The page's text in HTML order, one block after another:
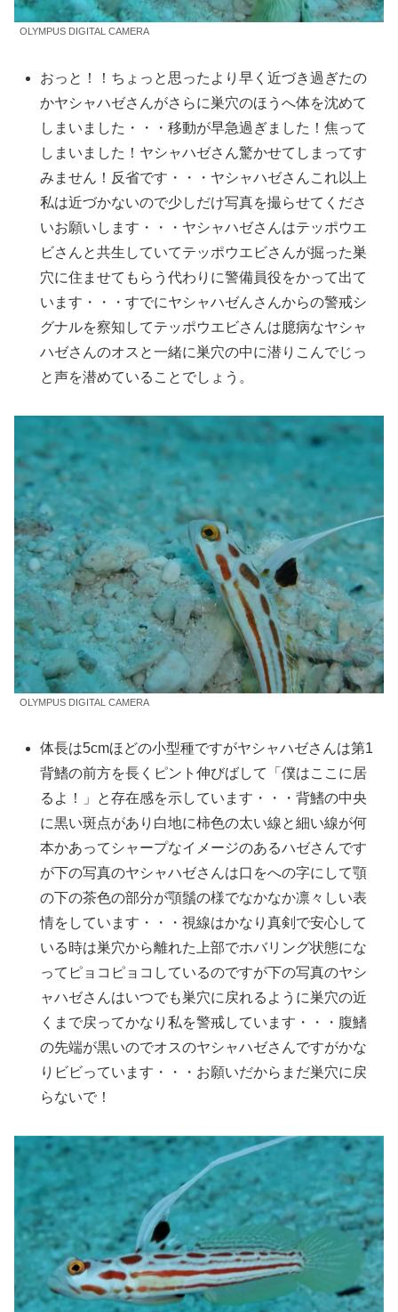
OLYMPUS DIGITAL CAMERA
おっと！！ちょっと思ったより早く近づき過ぎたの
かヤシャハゼさんがさらに巣穴のほうへ体を沈めて
しまいました・・・移動が早急過ぎました！焦って
しまいました！ヤシャハゼさん驚かせてしまってす
みません！反省です・・・ヤシャハゼさんこれ以上
私は近づかないので少しだけ写真を撮らせてくださ
いお願いします・・・ヤシャハゼさんはテッポウエ
ビさんと共生していてテッポウエビさんが掘った巣
穴に住ませてもらう代わりに警備員役をかって出て
います・・・すでにヤシャハゼんさんからの警戒シ
グナルを察知してテッポウエビさんは臆病なヤシャ
ハゼさんのオスと一緒に巣穴の中に潜りこんでじっ
と声を潜めていることでしょう。
OLYMPUS DIGITAL CAMERA
体長は5cmほどの小型種ですがヤシャハゼさんは第1
背鰭の前方を長くピント伸びばして「僕はここに居
るよ！」と存在感を示しています・・・背鰭の中央
に黒い斑点があり白地に柿色の太い線と細い線が何
本かあってシャープなイメージのあるハゼさんです
が下の写真のヤシャハゼさんは口をへの字にして顎
の下の茶色の部分が顎鬚の様でなかなか凛々しい表
情をしています・・・視線はかなり真剣で安心して
いる時は巣穴から離れた上部でホバリング状態にな
ってピョコピョコしているのですが下の写真のヤシ
ャハゼさんはいつでも巣穴に戻れるように巣穴の近
くまで戻ってかなり私を警戒しています・・・腹鰭
の先端が黒いのでオスのヤシャハゼさんですがかな
りビビっています・・・お願いだからまだ巣穴に戻
らないで！